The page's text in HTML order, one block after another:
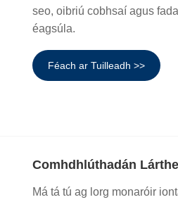
seo, oibriú cobhsaí agus
éagsúla.
Féach ar Tuilleadh >>
Comhdhlúthadán
Má tá tú ag lorg monaróir